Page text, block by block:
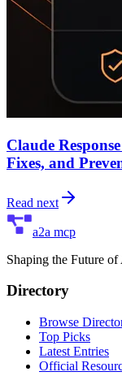
Claude
Fixes, and
Read next
a2a mcp
Shaping the Future
Directory
Browse
Top Picks
Latest Entries
Official